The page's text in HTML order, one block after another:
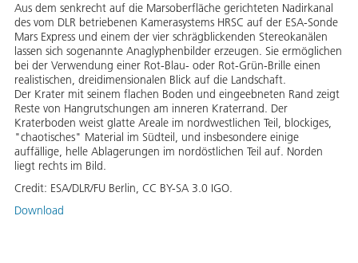
Aus dem senkrecht auf die Marsoberfläche gerichteten Nadirkanal
des vom DLR betriebenen Kamerasystems HRSC auf der ESA-Sonde
Mars Express und einem der vier schrägblickenden Stereokanälen
lassen sich sogenannte Anaglyphenbilder erzeugen. Sie ermöglichen
bei der Verwendung einer Rot-Blau- oder Rot-Grün-Brille einen
realistischen, dreidimensionalen Blick auf die Landschaft.
Der Krater mit seinem flachen Boden und eingeebneten Rand zeigt
Reste von Hangrutschungen am inneren Kraterrand. Der
Kraterboden weist glatte Areale im nordwestlichen Teil, blockiges,
"chaotisches" Material im Südteil, und insbesondere einige
auffällige, helle Ablagerungen im nordöstlichen Teil auf. Norden
liegt rechts im Bild.
Credit: ESA/DLR/FU Berlin, CC BY-SA 3.0 IGO.
Download